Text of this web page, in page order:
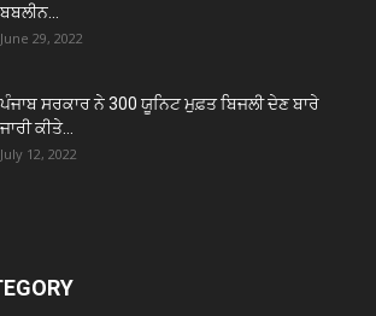
ਬਬਲੀਨ...
June 29, 2022
ਪੰਜਾਬ ਸਰਕਾਰ ਨੇ 300 ਯੂਨਿਟ ਮੁਫ਼ਤ ਬਿਜਲੀ ਦੇਣ ਬਾਰੇ
ਜਾਰੀ ਕੀਤੇ...
July 12, 2022